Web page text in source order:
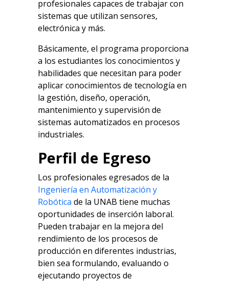
profesionales capaces de trabajar con
sistemas que utilizan sensores,
electrónica y más.
Básicamente, el programa proporciona
a los estudiantes los conocimientos y
habilidades que necesitan para poder
aplicar conocimientos de tecnología en
la gestión, diseño, operación,
mantenimiento y supervisión de
sistemas automatizados en procesos
industriales.
Perfil de Egreso
Los profesionales egresados de la
Ingeniería en Automatización y
Robótica de la UNAB tiene muchas
oportunidades de inserción laboral.
Pueden trabajar en la mejora del
rendimiento de los procesos de
producción en diferentes industrias,
bien sea formulando, evaluando o
ejecutando proyectos de